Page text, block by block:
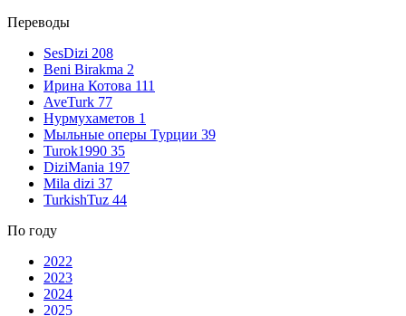
Переводы
SesDizi 208
Beni Birakma 2
Ирина Котова 111
AveTurk 77
Нурмухаметов 1
Мыльные оперы Турции 39
Turok1990 35
DiziMania 197
Mila dizi 37
TurkishTuz 44
По году
2022
2023
2024
2025